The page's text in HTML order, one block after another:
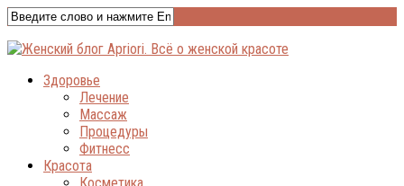
Здоровье
Лечение
Массаж
Процедуры
Фитнесс
Красота